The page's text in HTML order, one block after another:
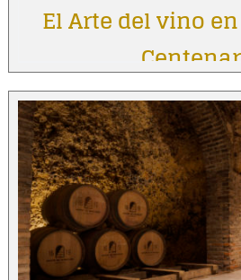
El Arte del vino